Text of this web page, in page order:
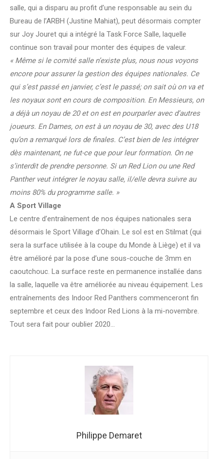
salle, qui a disparu au profit d’une responsable au sein du
Bureau de l’ARBH (Justine Mahiat), peut désormais compter
sur Joy Jouret qui a intégré la Task Force Salle, laquelle
continue son travail pour monter des équipes de valeur.
« Même si le comité salle n’existe plus, nous nous voyons
encore pour assurer la gestion des équipes nationales. Ce
qui s’est passé en janvier, c’est le passé; on sait où on va et
les noyaux sont en cours de composition. En Messieurs, on
a déjà un noyau de 20 et on est en pourparler avec d’autres
joueurs. En Dames, on est à un noyau de 30, avec des U18
qu’on a remarqué lors de finales. C’est bien de les intégrer
dès maintenant, ne fut-ce que pour leur formation. On ne
s’interdit de prendre personne. Si un Red Lion ou une Red
Panther veut intégrer le noyau salle, il/elle devra suivre au
moins 80% du programme salle. »
A Sport Village
Le centre d’entraînement de nos équipes nationales sera
désormais le Sport Village d’Ohain. Le sol est en Stilmat (qui
sera la surface utilisée à la coupe du Monde à Liège) et il va
être amélioré par la pose d’une sous-couche de 3mm en
caoutchouc. La surface reste en permanence installée dans
la salle, laquelle va être améliorée au niveau équipement. Les
entraînements des Indoor Red Panthers commenceront fin
septembre et ceux des Indoor Red Lions à la mi-novembre.
Tout sera fait pour oublier 2020…
Philippe Demaret